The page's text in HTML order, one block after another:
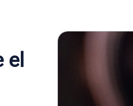
el